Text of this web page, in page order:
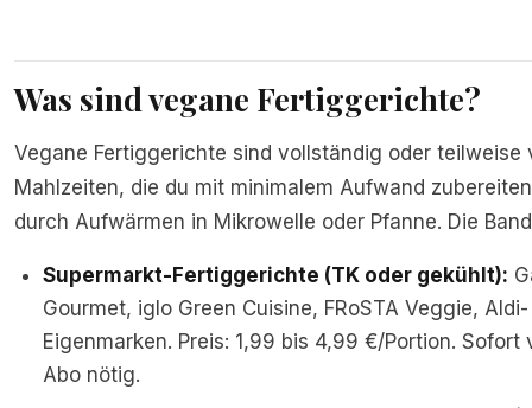
Was sind vegane Fertiggerichte?
Vegane Fertiggerichte sind vollständig oder teilweise
Mahlzeiten, die du mit minimalem Aufwand
durch Aufwärmen in Mikrowelle oder Pfanne. Die
Supermarkt-Fertiggerichte (TK oder gekühlt):
Gourmet, iglo Green Cuisine, FRoSTA Veggie,
Eigenmarken. Preis: 1,99 bis 4,99 €/Portion. Sofort
Abo nötig.